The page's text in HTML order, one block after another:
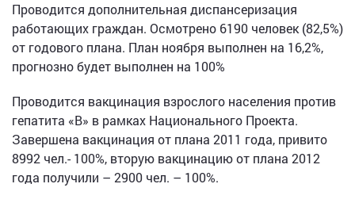
Проводится дополнительная диспансеризация
работающих граждан. Осмотрено 6190 человек (82,5%)
от годового плана. План ноября выполнен на 16,2%,
прогнозно будет выполнен на 100%
Проводится вакцинация взрослого населения против
гепатита «В» в рамках Национального Проекта.
Завершена вакцинация от плана 2011 года, привито
8992 чел.- 100%, вторую вакцинацию от плана 2012
года получили – 2900 чел. – 100%.